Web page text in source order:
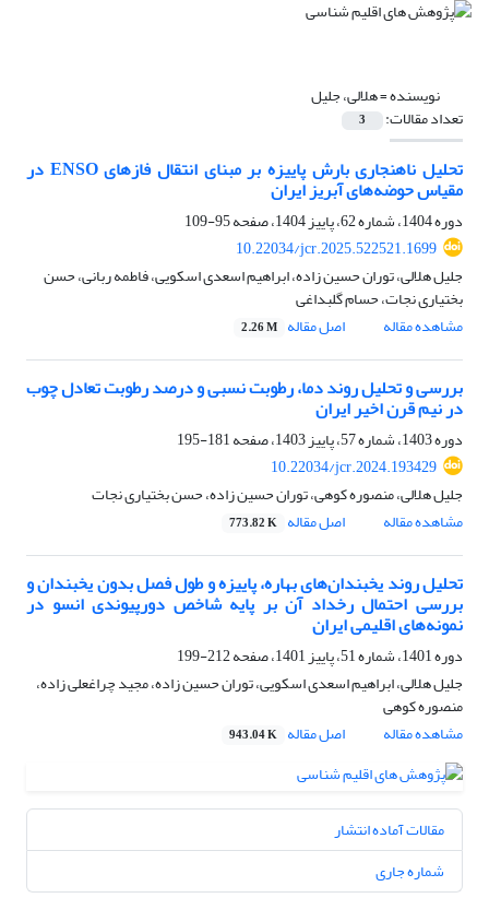
نویسنده =هلالی، جلیل
تعداد مقالات: 3
تحلیل ناهنجاری بارش پاییزه بر مبنای انتقال فازهای ENSO در
مقیاس حوضه‌های آبریز ایران
دوره 1404، شماره 62، پاییز 1404، صفحه
95-109
10.22034/jcr.2025.522521.1699
جلیل هلالی، توران حسین زاده، ابراهیم اسعدی اسکویی، فاطمه ربانی، حسن
بختیاری نجات، حسام گلبداغی
مشاهده مقاله
اصل مقاله 2.26 M
بررسی و تحلیل روند دما، رطوبت نسبی و درصد رطوبت تعادل چوب
در نیم قرن اخیر ایران
دوره 1403، شماره 57، پاییز 1403، صفحه
181-195
10.22034/jcr.2024.193429
جلیل هلالی، منصوره کوهی، توران حسین زاده، حسن بختیاری نجات
مشاهده مقاله
اصل مقاله 773.82 K
تحلیل روند یخبندان‌های بهاره، پاییزه و طول فصل بدون یخبندان و
بررسی احتمال رخداد آن بر پایه شاخص دورپیوندی انسو در
نمونه‌های اقلیمی ایران
دوره 1401، شماره 51، پاییز 1401، صفحه
212-199
جلیل هلالی، ابراهیم اسعدی اسکویی، توران حسین زاده، مجید چراغعلی زاده،
منصوره کوهی
مشاهده مقاله
اصل مقاله 943.04 K
مقالات آماده انتشار
شماره جاری